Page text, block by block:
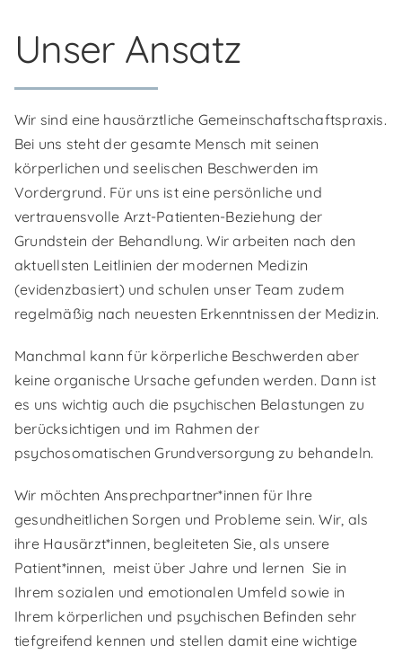
Unser Ansatz
Wir sind eine hausärztliche Gemeinschaftschaftspraxis.
Bei uns steht der gesamte Mensch mit seinen
körperlichen und seelischen Beschwerden im
Vordergrund. Für uns ist eine persönliche und
vertrauensvolle Arzt-Patienten-Beziehung der
Grundstein der Behandlung. Wir arbeiten nach den
aktuellsten Leitlinien der modernen Medizin
(evidenzbasiert) und schulen unser Team zudem
regelmäßig nach neuesten Erkenntnissen der Medizin.
Manchmal kann für körperliche Beschwerden aber
keine organische Ursache gefunden werden. Dann ist
es uns wichtig auch die psychischen Belastungen zu
berücksichtigen und im Rahmen der
psychosomatischen Grundversorgung zu behandeln.
Wir möchten Ansprechpartner*innen für Ihre
gesundheitlichen Sorgen und Probleme sein. Wir, als
ihre Hausärzt*innen, begleiteten Sie, als unsere
Patient*innen,
meist über Jahre und lernen Sie in
Ihrem sozialen und emotionalen Umfeld sowie in
Ihrem körperlichen und psychischen Befinden sehr
tiefgreifend kennen und stellen damit eine wichtige